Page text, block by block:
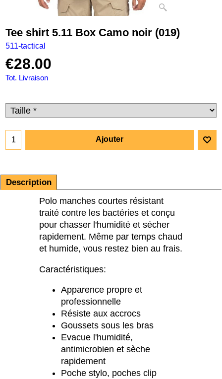
Tee shirt 5.11 Box Camo noir (019)
511-tactical
€28.00
Tot. Livraison
Ajouter
Description
Polo manches courtes résistant
traité contre les bactéries et conçu
pour chasser l'humidité et sécher
rapidement. Même par temps chaud
et humide, vous restez bien au frais.
Caractéristiques:
Apparence propre et
professionnelle
Résiste aux accrocs
Goussets sous les bras
Evacue l'humidité,
antimicrobien et sèche
rapidement
Poche stylo, poches clip